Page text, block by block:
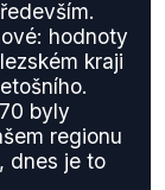
hodnoty
kraji
byly
regionu
dnes je to